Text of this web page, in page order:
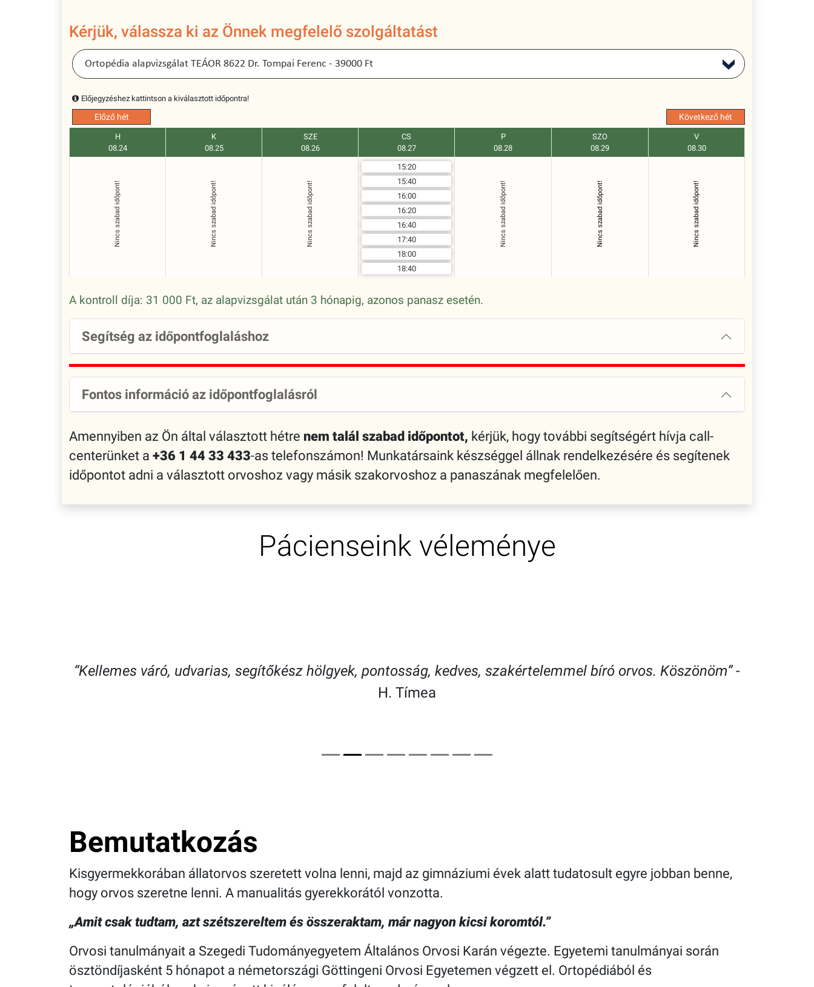
Kérjük, válassza ki az Önnek megfelelő szolgáltatást
Előjegyzéshez kattintson a kiválasztott időpontra!
Előző hét Következő hét
H
08.24
Nincs szabad időpont!
K
08.25
Nincs szabad időpont!
SZE
08.26
Nincs szabad időpont!
CS
08.27
15:20
15:40
16:00
16:20
16:40
17:40
18:00
18:40
P
08.28
Nincs szabad időpont!
SZO
08.29
Nincs szabad időpont!
V
08.30
Nincs szabad időpont!
A kontroll díja: 31 000 Ft, az alapvizsgálat után 3 hónapig, azonos panasz esetén.
Segítség az időpontfoglaláshoz
Fontos információ az időpontfoglalásról
Amennyiben az Ön által választott hétre nem talál szabad időpontot, kérjük, hogy további segítségért hívja call-
centerünket a +36 1 44 33 433-as telefonszámon! Munkatársaink készséggel állnak rendelkezésére és segítenek
időpontot adni a választott orvoshoz vagy másik szakorvoshoz a panaszának megfelelően.
Pácienseink véleménye
“Kellemes váró, udvarias, segítőkész hölgyek, pontosság, kedves, szakértelemmel bíró orvos. Köszönöm”-
H. Tímea
Bemutatkozás
Kisgyermekkorában állatorvos szeretett volna lenni, majd az gimnáziumi évek alatt tudatosult egyre jobban benne,
hogy orvos szeretne lenni. A manualitás gyerekkorától vonzotta.
„Amit csak tudtam, azt szétszereltem és összeraktam, már nagyon kicsi koromtól.”
Orvosi tanulmányait a Szegedi Tudományegyetem Általános Orvosi Karán végezte. Egyetemi tanulmányai során
ösztöndíjasként 5 hónapot a németországi Göttingeni Orvosi Egyetemen végzett el. Ortopédiából és